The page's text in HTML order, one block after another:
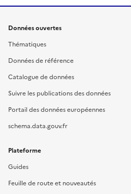
Données ouvertes
Thématiques
Données de référence
Catalogue de données
Suivre les publications des données
Portail des données européennes
schema.data.gouv.fr
Plateforme
Guides
Feuille de route et nouveautés